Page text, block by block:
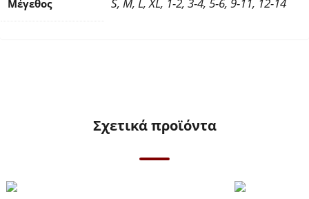
Μέγεθος S, M, L, XL, 1-2, 3-4, 5-6, 9-11, 12-14
Σχετικά προϊόντα